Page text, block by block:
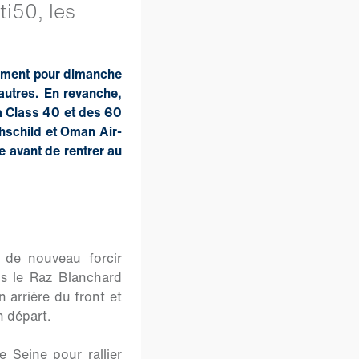
les
pour dimanche
En revanche,
Class 40 et des 60
et Oman Air-
avant de rentrer au
nouveau forcir
le Raz Blanchard
arrière du front et
départ.
Seine pour rallier